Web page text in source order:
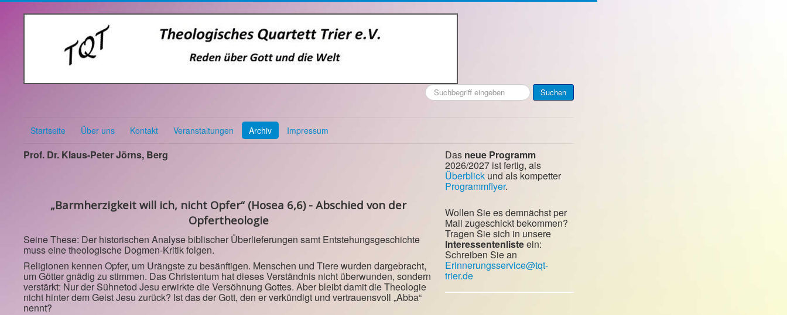
Suchen
...
Suchen
Startseite Über uns Kontakt Veranstaltungen Archiv Impressum
Prof. Dr. Klaus-Peter Jörns, Berg
„Barmherzigkeit will ich, nicht Opfer“ (Hosea 6,6) - Abschied von der
Opfertheologie
Seine These: Der historischen Analyse biblischer Überlieferungen samt Entstehungsgeschichte
muss eine theologische Dogmen-Kritik folgen.
Religionen kennen Opfer, um Urängste zu besänftigen. Menschen und Tiere wurden dargebracht,
um Götter gnädig zu stimmen. Das Christentum hat dieses Verständnis nicht überwunden, sondern
verstärkt: Nur der Sühnetod Jesu erwirkte die Versöhnung Gottes. Aber bleibt damit die Theologie
nicht hinter dem Geist Jesu zurück? Ist das der Gott, den er verkündigt und vertrauensvoll „Abba“
nennt?
Das neue Programm
2026/2027 ist fertig, als
Überblick und als kompetter
Programmflyer.
Wollen Sie es demnächst per
Mail zugeschickt bekommen?
Tragen Sie sich in unsere
Interessentenlisteein:
Schreiben Sie an
Erinnerungsservice@tqt-
trier.de